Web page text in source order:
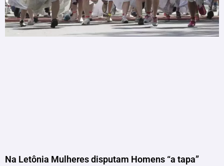
Na Letônia Mulheres disputam Homens “a tapa”